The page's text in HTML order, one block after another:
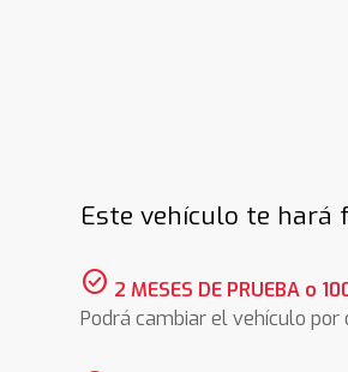
Este vehículo te hará
check_circle 2 MESES DE PRUEBA o
Podrá cambiar el vehículo por